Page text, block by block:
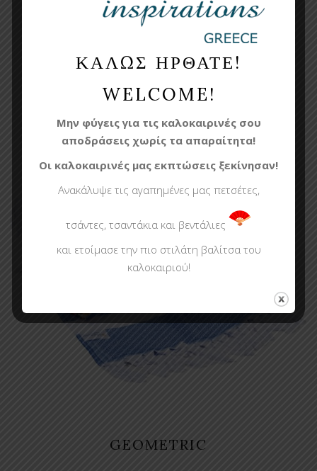
CHIC
GEOMETRIC
ΚΑΛΩΣ ΗΡΘΑΤΕ!
WELCOME!
Μην φύγεις για τις καλοκαιρινές σου
αποδράσεις χωρίς τα απαραίτητα!
Οι καλοκαιρινές μας εκπτώσεις ξεκίνησαν!
Ανακάλυψε τις αγαπημένες μας πετσέτες,
τσάντες, τσαντάκια και βεντάλιες
και ετοίμασε την πιο στιλάτη βαλίτσα του
καλοκαιριού!